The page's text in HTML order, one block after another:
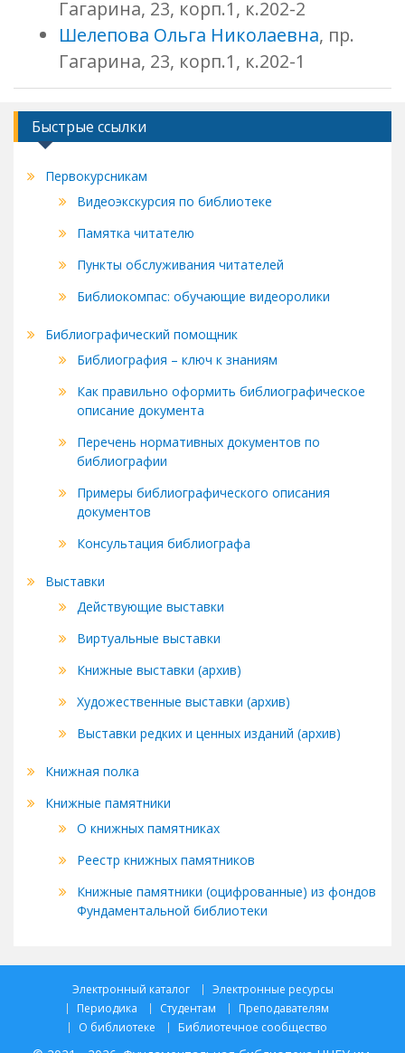
Гагарина, 23, корп.1, к.202-2
Шелепова Ольга Николаевна, пр.
Гагарина, 23, корп.1, к.202-1
Быстрые ссылки
Первокурсникам
Видеоэкскурсия по библиотеке
Памятка читателю
Пункты обслуживания читателей
Библиокомпас: обучающие видеоролики
Библиографический помощник
Библиография – ключ к знаниям
Как правильно оформить библиографическое
описание документа
Перечень нормативных документов по
библиографии
Примеры библиографического описания
документов
Консультация библиографа
Выставки
Действующие выставки
Виртуальные выставки
Книжные выставки (архив)
Художественные выставки (архив)
Выставки редких и ценных изданий (архив)
Книжная полка
Книжные памятники
О книжных памятниках
Реестр книжных памятников
Книжные памятники (оцифрованные) из фондов
Фундаментальной библиотеки
Электронный каталог
Электронные ресурсы
Периодика
Студентам
Преподавателям
О библиотеке
Библиотечное сообщество